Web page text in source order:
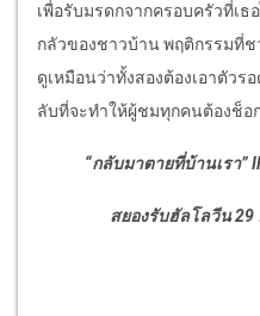
เพื่อรับมรดกจากครอบครัวที่เ
กลัวของชาวบ้าน พฤติกรรมที่ช
ดูเหมือนว่าทั้งสองต้องเอาตัว
ลับที่จะทำให้ผู้ชมทุกคนต้องช็อ
“กลับมาตายที่บ้านเรา”
สยองรับฮัลโลวีน